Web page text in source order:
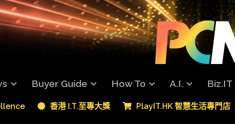
Buyer Guide How To A.I. Biz.IT
香港 I.T.至專大獎 PlayIT.HK 智慧生活專門店